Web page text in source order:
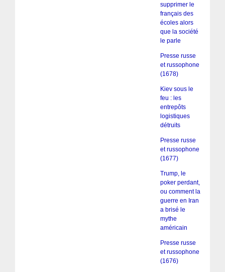
supprimer le
français des
écoles alors
que la société
le parle
Presse russe
et russophone
(1678)
Kiev sous le
feu : les
entrepôts
logistiques
détruits
Presse russe
et russophone
(1677)
Trump, le
poker perdant,
ou comment la
guerre en Iran
a brisé le
mythe
américain
Presse russe
et russophone
(1676)